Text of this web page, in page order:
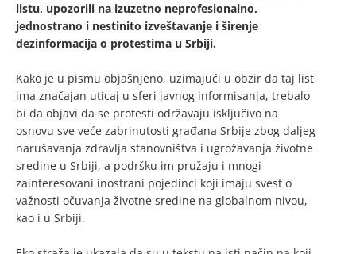
listu, upozorili na izuzetno neprofesionalno,
jednostrano i nestinito izveštavanje i širenje
dezinformacija o protestima u Srbiji.
Kako je u pismu objašnjeno, uzimajući u obzir da taj list
ima značajan uticaj u sferi javnog informisanja, trebalo
bi da objavi da se protesti održavaju isključivo na
osnovu sve veće zabrinutosti građana Srbije zbog daljeg
narušavanja zdravlja stanovništva i ugrožavanja životne
sredine u Srbiji, a podršku im pružaju i mnogi
zainteresovani inostrani pojedinci koji imaju svest o
važnosti očuvanja životne sredine na globalnom nivou,
kao i u Srbiji.